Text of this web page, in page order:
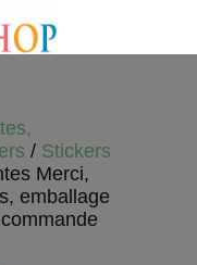
/ Stickers
Merci,
emballage